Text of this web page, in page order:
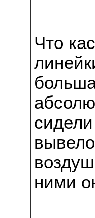
Что
ними